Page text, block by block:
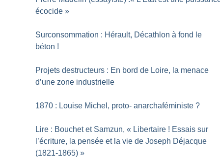
écocide »
Surconsommation : Hérault, Décathlon à fond le
béton !
Projets destructeurs : En bord de Loire, la menace
d’une zone industrielle
1870 : Louise Michel, proto- anarchaféministe ?
Lire : Bouchet et Samzun, « Libertaire ! Essais sur
l’écriture, la pensée et la vie de Joseph Déjacque
(1821-1865) »